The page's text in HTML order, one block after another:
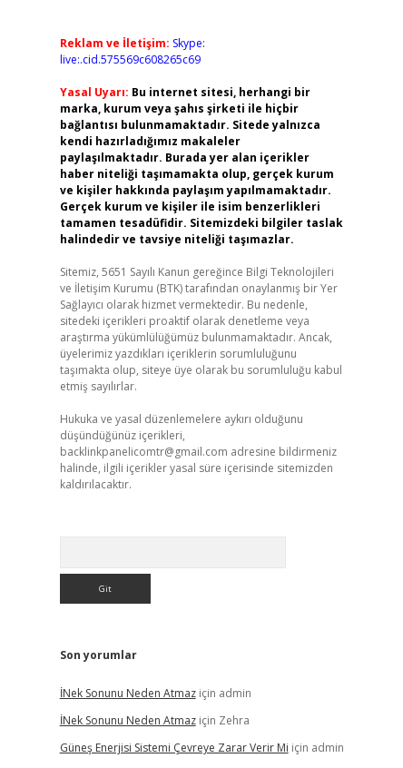
Reklam ve İletişim: Skype:
live:.cid.575569c608265c69
Yasal Uyarı: Bu internet sitesi, herhangi bir
marka, kurum veya şahıs şirketi ile hiçbir
bağlantısı bulunmamaktadır. Sitede yalnızca
kendi hazırladığımız makaleler
paylaşılmaktadır. Burada yer alan içerikler
haber niteliği taşımamakta olup, gerçek kurum
ve kişiler hakkında paylaşım yapılmamaktadır.
Gerçek kurum ve kişiler ile isim benzerlikleri
tamamen tesadüfidir. Sitemizdeki bilgiler taslak
halindedir ve tavsiye niteliği taşımazlar.
Sitemiz, 5651 Sayılı Kanun gereğince Bilgi Teknolojileri
ve İletişim Kurumu (BTK) tarafından onaylanmış bir Yer
Sağlayıcı olarak hizmet vermektedir. Bu nedenle,
sitedeki içerikleri proaktif olarak denetleme veya
araştırma yükümlülüğümüz bulunmamaktadır. Ancak,
üyelerimiz yazdıkları içeriklerin sorumluluğunu
taşımakta olup, siteye üye olarak bu sorumluluğu kabul
etmiş sayılırlar.
Hukuka ve yasal düzenlemelere aykırı olduğunu
düşündüğünüz içerikleri,
backlinkpanelicomtr@gmail.com adresine bildirmeniz
halinde, ilgili içerikler yasal süre içerisinde sitemizden
kaldırılacaktır.
Son yorumlar
İNek Sonunu Neden Atmaziçin admin
İNek Sonunu Neden Atmaziçin Zehra
Güneş Enerjisi Sistemi Çevreye Zarar Verir Mi için admin